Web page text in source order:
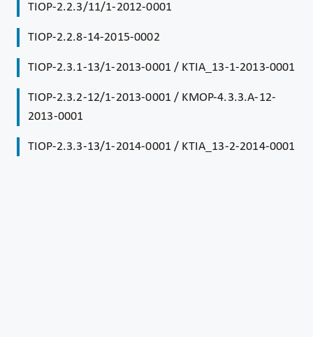
TIOP-2.2.3/11/1-2012-0001
TIOP-2.2.8-14-2015-0002
TIOP-2.3.1-13/1-2013-0001 / KTIA_13-1-2013-0001
TIOP-2.3.2-12/1-2013-0001 / KMOP-4.3.3.A-12-
2013-0001
TIOP-2.3.3-13/1-2014-0001 / KTIA_13-2-2014-0001